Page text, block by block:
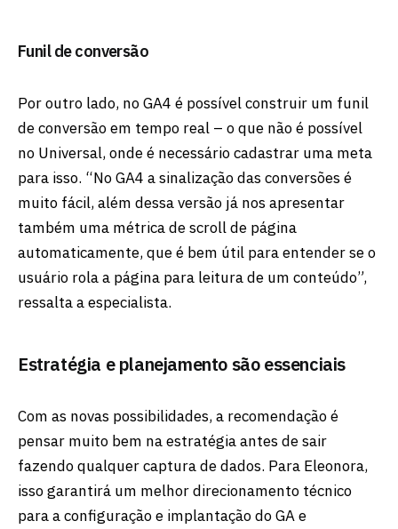
Funil de conversão
Por outro lado, no GA4 é possível construir um funil
de conversão em tempo real – o que não é possível
no Universal, onde é necessário cadastrar uma meta
para isso. “No GA4 a sinalização das conversões é
muito fácil, além dessa versão já nos apresentar
também uma métrica de scroll de página
automaticamente, que é bem útil para entender se o
usuário rola a página para leitura de um conteúdo”,
ressalta a especialista.
Estratégia e planejamento são essenciais
Com as novas possibilidades, a recomendação é
pensar muito bem na estratégia antes de sair
fazendo qualquer captura de dados. Para Eleonora,
isso garantirá um melhor direcionamento técnico
para a configuração e implantação do GA e